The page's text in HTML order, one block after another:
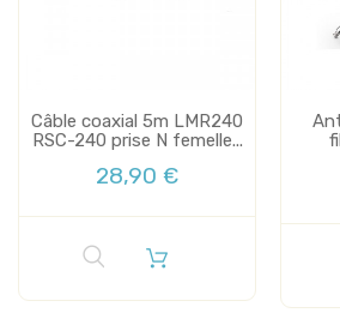
Câble coaxial 5m LMR240
RSC-240 prise N femelle...
28,90 €